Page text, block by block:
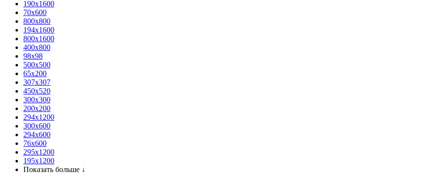
190x1600
70x600
800x800
194x1600
800x1600
400х800
98x98
500x500
65x200
307x307
450x520
300x300
200x200
294x1200
300x600
294x600
76х600
295х1200
195х1200
Показать больше ↓